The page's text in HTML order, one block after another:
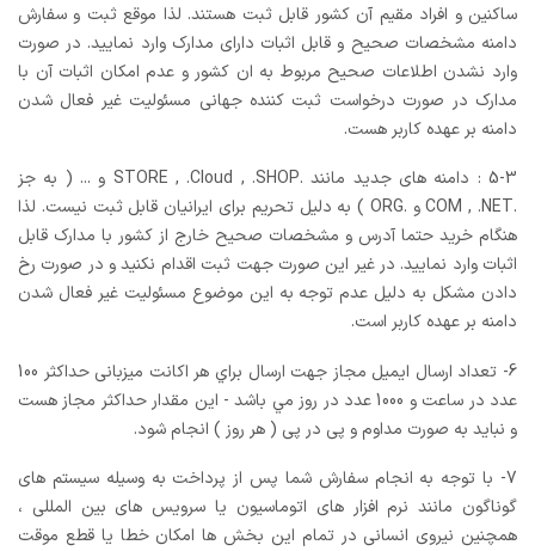
ساکنین و افراد مقیم آن کشور قابل ثبت هستند. لذا موقع ثبت و سفارش
دامنه مشخصات صحیح و قابل اثبات دارای مدارک وارد نمایید. در صورت
وارد نشدن اطلاعات صحیح مربوط به ان کشور و عدم امکان اثبات آن با
مدارک در صورت درخواست ثبت کننده جهانی مسئولیت غیر فعال شدن
دامنه بر عهده کاربر هست.
5-3 : دامنه های جدید مانند .STORE , .Cloud , .SHOP و ... ( به جز
.COM , .NET و .ORG ) به دلیل تحریم برای ایرانیان قابل ثبت نیست. لذا
هنگام خرید حتما آدرس و مشخصات صحیح خارج از کشور با مدارک قابل
اثبات وارد نمایید. در غیر این صورت جهت ثبت اقدام نکنید و در صورت رخ
دادن مشکل به دلیل عدم توجه به این موضوع مسئولیت غیر فعال شدن
دامنه بر عهده کاربر است.
6- تعداد ارسال ایمیل مجاز جهت ارسال براي هر اکانت میزبانی حداکثر 100
عدد در ساعت و 1000 عدد در روز مي باشد - این مقدار حداکثر مجاز هست
و نباید به صورت مداوم و پی در پی ( هر روز ) انجام شود.
7- با توجه به انجام سفارش شما پس از پرداخت به وسیله سیستم های
گوناگون مانند نرم افزار های اتوماسیون یا سرویس های بین المللی ،
همچنین نیروی انسانی در تمام این بخش ها امکان خطا یا قطع موقت